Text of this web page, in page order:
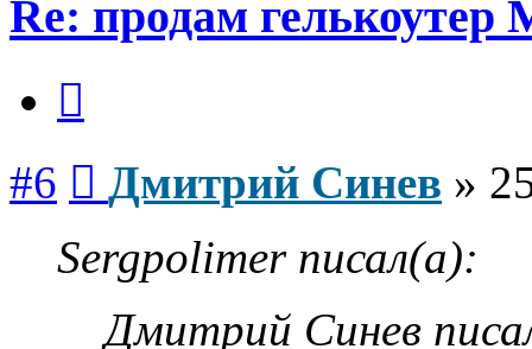
Re: продам
#6 Дмитрий Синев »
Sergpolimer писал(а):
Дмитрий Синев